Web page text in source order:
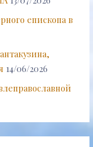
епископа в
14/06/2026